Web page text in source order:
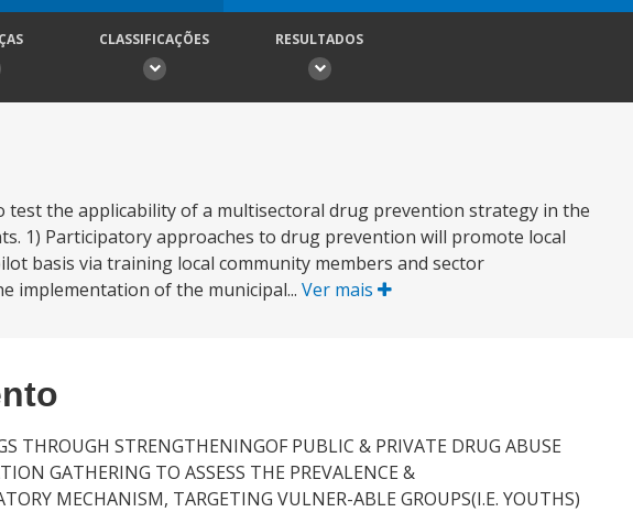
CLASSIFICAÇÕES RESULTADOS
the applicability of a multisectoral drug prevention strategy in the
1) Participatory approaches to drug prevention will promote local
basis via training local community members and sector
implementation of the municipal... Ver mais
THROUGH STRENGTHENINGOF PUBLIC & PRIVATE DRUG ABUSE
GATHERING TO ASSESS THE PREVALENCE &
MECHANISM, TARGETING VULNER-ABLE GROUPS(I.E. YOUTHS)